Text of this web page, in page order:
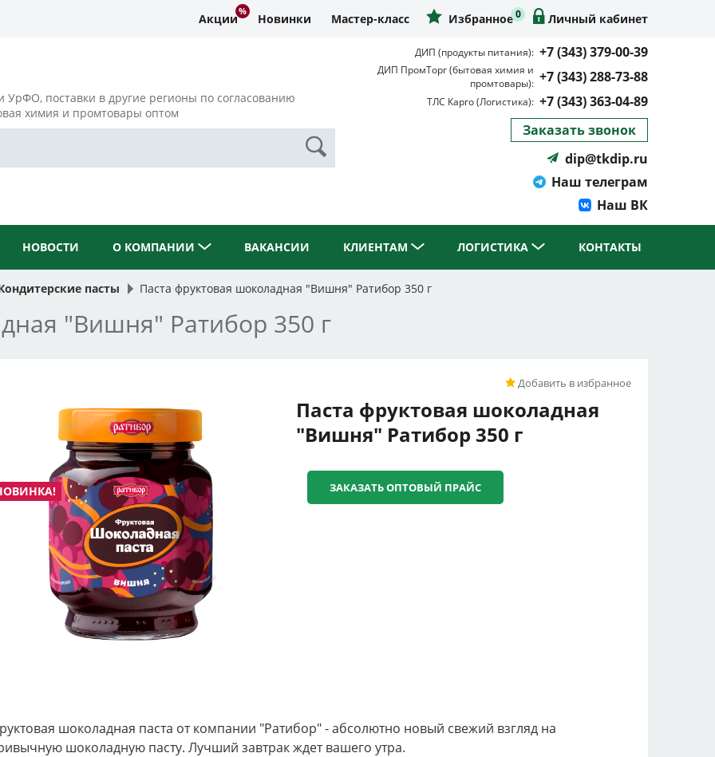
Акции Новинки Мастер-класс Избранное0 Личный кабинет
УрФО, поставки в другие регионы по согласованию
химия и промтовары оптом
ДИП (продукты питания): +7 (343) 379-00-39
ДИП ПромТорг (бытовая химия и
промтовары): +7 (343) 288-73-88
ТЛС Карго (Логистика): +7 (343) 363-04-89
Заказать звонок
dip@tkdip.ru
Наш телеграм
Наш ВК
НОВОСТИ О КОМПАНИИ ВАКАНСИИ КЛИЕНТАМ ЛОГИСТИКА КОНТАКТЫ
пасты Паста фруктовая шоколадная "Вишня" Ратибор 350 г
"Вишня" Ратибор 350 г
Добавить в избранное
Паста фруктовая шоколадная
"Вишня" Ратибор 350 г
ЗАКАЗАТЬ ОПТОВЫЙ ПРАЙС
шоколадная паста от компании "Ратибор" - абсолютно новый свежий взгляд на
шоколадную пасту. Лучший завтрак ждет вашего утра.